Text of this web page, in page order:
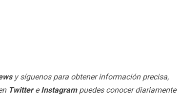
y síguenos para obtener información precisa,
TwittereInstagrampuedes conocer diariamente